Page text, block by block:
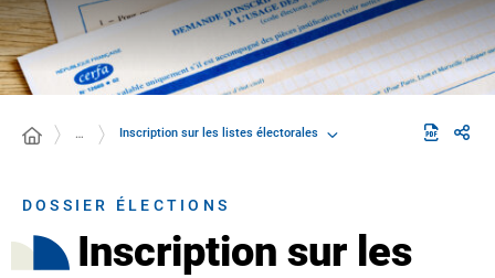
… Inscription sur les listes électorales
DOSSIER ÉLECTIONS
Inscription sur les